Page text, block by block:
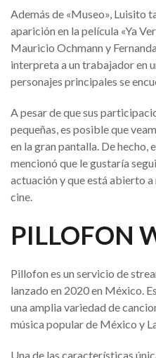
Además de «Museo», Luisito
aparición en la película «Ya
Mauricio Ochmann y
interpreta a un trabajador en
personajes principales se
A pesar de que sus
pequeñas, es posible que
en la gran pantalla. De hecho,
mencionó que le gustaría
actuación y que está abierto
cine.
PILLOFON
Pillofon es un servicio de
lanzado en 2020 en México.
una amplia variedad de
música popular de México y
Una de las características